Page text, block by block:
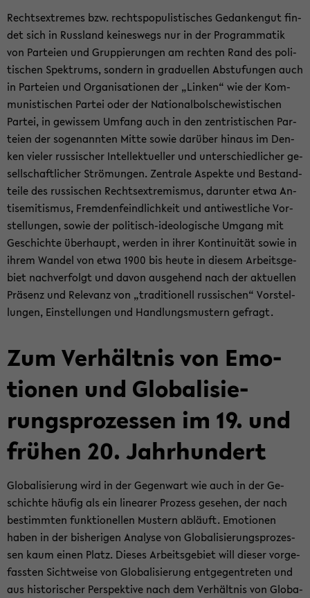
Rechts­ex­tre­mes bzw. rechts­po­pu­lis­ti­sches Ge­dan­ken­gut fin­
det sich in Russ­land kei­nes­wegs nur in der Pro­gram­ma­tik
von Par­tei­en und Grup­pie­run­gen am rech­ten Rand des po­li­
ti­schen Spek­trums, son­dern in gra­du­el­len Ab­stu­fun­gen auch
in Par­tei­en und Or­ga­ni­sa­tio­nen der „Lin­ken“ wie der Kom­
mu­nis­ti­schen Par­tei oder der Na­tio­nal­bol­sche­wis­ti­schen
Par­tei, in ge­wis­sem Um­fang auch in den zen­tris­ti­schen Par­
tei­en der so­ge­nann­ten Mitte sowie dar­über hin­aus im Den­
ken vie­ler rus­si­scher In­tel­lek­tu­el­ler und un­ter­schied­li­cher ge­
sell­schaft­li­cher Strö­mun­gen. Zen­tra­le Aspek­te und Be­stand­
tei­le des rus­si­schen Rechts­ex­tre­mis­mus, dar­un­ter etwa An­
ti­se­mi­tis­mus, Frem­den­feind­lich­keit und an­ti­west­li­che Vor­
stel­lun­gen, sowie der politisch-​ideologische Um­gang mit
Ge­schich­te über­haupt, wer­den in ihrer Kon­ti­nui­tät sowie in
ihrem Wan­del von etwa 1900 bis heute in die­sem Ar­beits­ge­
biet nach­ver­folgt und davon aus­ge­hend nach der ak­tu­el­len
Prä­senz und Re­le­vanz von „tra­di­tio­nell rus­si­schen“ Vor­stel­
lun­gen, Ein­stel­lun­gen und Hand­lungs­mus­tern ge­fragt.
Zum Ver­hält­nis von Emo­
tio­nen und Glo­ba­li­sie­
rungs­pro­zes­sen im 19. und
frü­hen 20. Jahr­hun­dert
Glo­ba­li­sie­rung wird in der Ge­gen­wart wie auch in der Ge­
schich­te häu­fig als ein li­nea­rer Pro­zess ge­se­hen, der nach
be­stimm­ten funk­tio­nel­len Mus­tern ab­läuft. Emo­tio­nen
haben in der bis­he­ri­gen Ana­ly­se von Glo­ba­li­sie­rungs­pro­zes­
sen kaum einen Platz. Die­ses Ar­beits­ge­biet will die­ser vor­ge­
fass­ten Sicht­wei­se von Glo­ba­li­sie­rung ent­ge­gen­tre­ten und
aus his­to­ri­scher Per­spek­ti­ve nach dem Ver­hält­nis von Glo­ba­